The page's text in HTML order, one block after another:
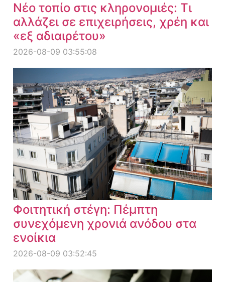
Νέο τοπίο στις κληρονομιές: Τι
αλλάζει σε επιχειρήσεις, χρέη και
«εξ αδιαιρέτου»
2026-08-09 03:55:08
Φοιτητική στέγη: Πέμπτη
συνεχόμενη χρονιά ανόδου στα
ενοίκια
2026-08-09 03:52:45